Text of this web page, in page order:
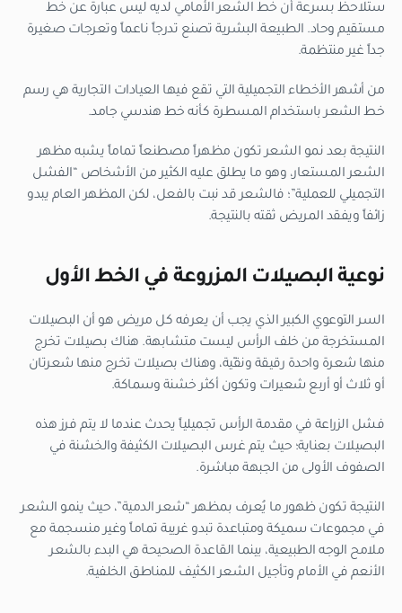
ستلاحظ بسرعة أن خط الشعر الأمامي لديه ليس عبارة عن خط
مستقيم وحاد. الطبيعة البشرية تصنع تدرجاً ناعماً وتعرجات صغيرة
جداً غير منتظمة.
من أشهر الأخطاء التجميلية التي تقع فيها العيادات التجارية هي رسم
خط الشعر باستخدام المسطرة كأنه خط هندسي جامد.
النتيجة بعد نمو الشعر تكون مظهراً مصطنعاً تماماً يشبه مظهر
الشعر المستعار، وهو ما يطلق عليه الكثير من الأشخاص “الفشل
التجميلي للعملية”؛ فالشعر قد نبت بالفعل، لكن المظهر العام يبدو
زائفاً ويفقد المريض ثقته بالنتيجة.
نوعية البصيلات المزروعة في الخط الأول
السر التوعوي الكبير الذي يجب أن يعرفه كل مريض هو أن البصيلات
المستخرجة من خلف الرأس ليست متشابهة. هناك بصيلات تخرج
منها شعرة واحدة رقيقة ونقّية، وهناك بصيلات تخرج منها شعرتان
أو ثلاث أو أربع شعيرات وتكون أكثر خشنة وسماكة.
فشل الزراعة في مقدمة الرأس تجميلياً يحدث عندما لا يتم فرز هذه
البصيلات بعناية؛ حيث يتم غرس البصيلات الكثيفة والخشنة في
الصفوف الأولى من الجبهة مباشرة.
النتيجة تكون ظهور ما يُعرف بمظهر “شعر الدمية”، حيث ينمو الشعر
في مجموعات سميكة ومتباعدة تبدو غريبة تماماً وغير منسجمة مع
ملامح الوجه الطبيعية، بينما القاعدة الصحيحة هي البدء بالشعر
الأنعم في الأمام وتأجيل الشعر الكثيف للمناطق الخلفية.